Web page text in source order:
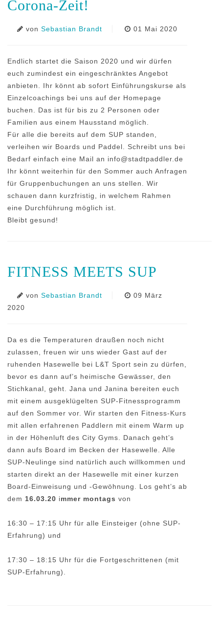
Corona-Zeit!
von Sebastian Brandt 01 Mai 2020
Endlich startet die Saison 2020 und wir dürfen
euch zumindest ein eingeschränktes Angebot
anbieten. Ihr könnt ab sofort Einführungskurse als
Einzelcoachings bei uns auf der Homepage
buchen. Das ist für bis zu 2 Personen oder
Familien aus einem Hausstand möglich.
Für alle die bereits auf dem SUP standen,
verleihen wir Boards und Paddel. Schreibt uns bei
Bedarf einfach eine Mail an info@stadtpaddler.de
Ihr könnt weiterhin für den Sommer auch Anfragen
für Gruppenbuchungen an uns stellen. Wir
schauen dann kurzfristig, in welchem Rahmen
eine Durchführung möglich ist.
Bleibt gesund!
FITNESS MEETS SUP
von Sebastian Brandt
09 März
2020
Da es die Temperaturen draußen noch nicht
zulassen, freuen wir uns wieder Gast auf der
ruhenden Hasewelle bei L&T Sport sein zu dürfen,
bevor es dann auf’s heimische Gewässer, den
Stichkanal, geht. Jana und Janina bereiten euch
mit einem ausgeklügelten SUP-Fitnessprogramm
auf den Sommer vor. Wir starten den Fitness-Kurs
mit allen erfahrenen Paddlern mit einem Warm up
in der Höhenluft des City Gyms. Danach geht’s
dann aufs Board im Becken der Hasewelle. Alle
SUP-Neulinge sind natürlich auch willkommen und
starten direkt an der Hasewelle mit einer kurzen
Board-Einweisung und -Gewöhnung. Los geht’s ab
dem 16.03.20 immer montags von
16:30 – 17:15 Uhr für alle Einsteiger (ohne SUP-
Erfahrung) und
17:30 – 18:15 Uhr für die Fortgeschrittenen (mit
SUP-Erfahrung).